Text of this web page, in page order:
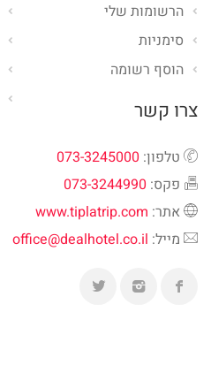
הרשומות שלי
סימניות
הוסף רשומה
צרו קשר
טלפון: 073-3245000
פקס: 073-3244990
אתר: www.tiplatrip.com
מייל: office@dealhotel.co.il